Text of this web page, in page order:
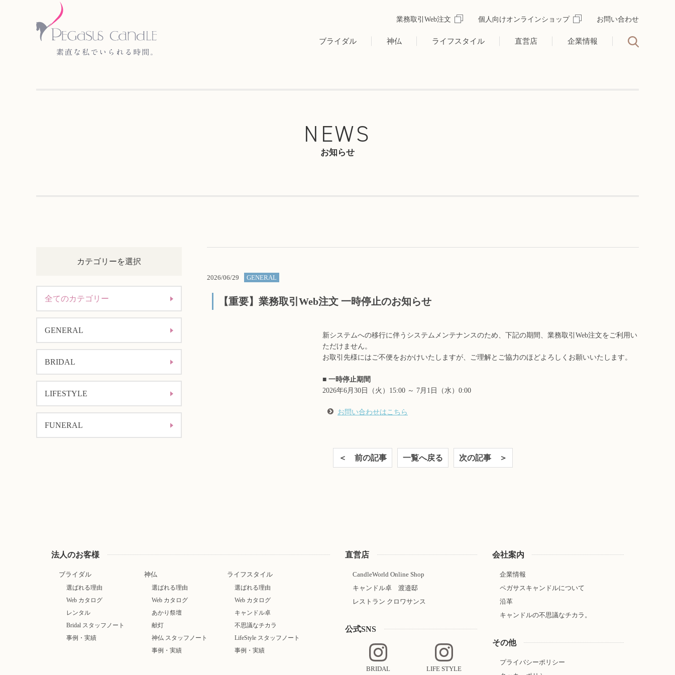
ブライダル 神仏 ライフスタイル 直営店 企業情報
業務取引Web注文 個人向けオンラインショップ お問い合わせ
お知らせ
NEWS
2026/06/29 GENERAL
【重要】業務取引Web注文 一時停止のお知らせ
新システムへの移行に伴うシステムメンテナンスのため、下記の期間、業務取引Web注文をご利用い
ただけません。
お取引先様にはご不便をおかけいたしますが、ご理解とご協力のほどよろしくお願いいたします。
■ 一時停止期間
2026年6月30日（火）15:00 ～ 7月1日（水）0:00
お問い合わせはこちら
＜ 前の記事 一覧へ戻る 次の記事 ＞
カテゴリーを選択
全てのカテゴリー
GENERAL
BRIDAL
LIFESTYLE
FUNERAL
法人のお客様
ブライダル
選ばれる理由
Web カタログ
レンタル
Bridal スタッフノート
事例・実績
神仏
選ばれる理由
Web カタログ
あかり祭壇
献灯
神仏 スタッフノート
事例・実績
ライフスタイル
選ばれる理由
Web カタログ
キャンドル卓
不思議なチカラ
LifeStyle スタッフノート
事例・実績
直営店
CandleWorld Online Shop
キャンドル卓 渡邉邸
レストラン クロワサンス
公式SNS
BRIDAL LIFE STYLE
会社案内
企業情報
ペガサスキャンドルについて
沿革
キャンドルの不思議なチカラ。
その他
プライバシーポリシー